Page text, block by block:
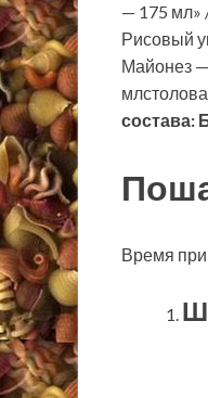
— 175 мл»
Рисовый
Майонез
состава:
Время